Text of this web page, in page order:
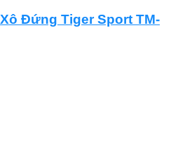
Đứng Tiger Sport TM-